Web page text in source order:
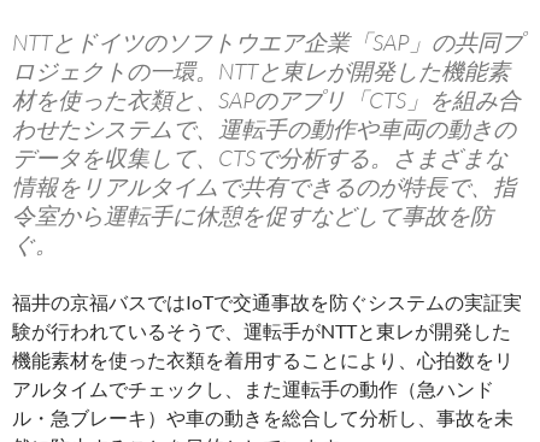
NTTとドイツのソフトウエア企業「SAP」の共同プ
ロジェクトの一環。NTTと東レが開発した機能素
材を使った衣類と、SAPのアプリ「CTS」を組み合
わせたシステムで、運転手の動作や車両の動きの
データを収集して、CTSで分析する。さまざまな
情報をリアルタイムで共有できるのが特長で、指
令室から運転手に休憩を促すなどして事故を防
ぐ。
福井の京福バスではIoTで交通事故を防ぐシステムの実証実
験が行われているそうで、運転手がNTTと東レが開発した
機能素材を使った衣類を着用することにより、心拍数をリ
アルタイムでチェックし、また運転手の動作（急ハンド
ル・急ブレーキ）や車の動きを総合して分析し、事故を未